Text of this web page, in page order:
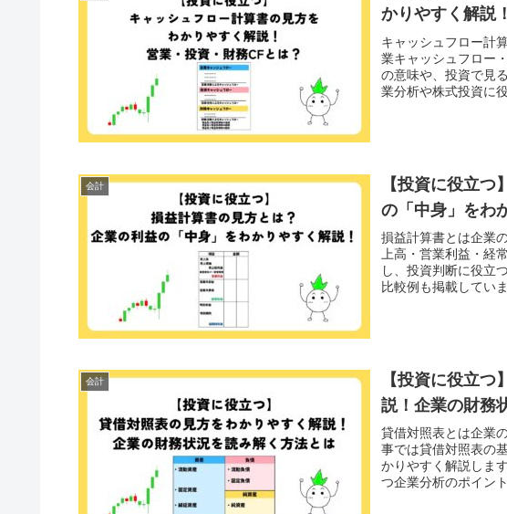
かりやすく解説
キャッシュフロー計
業キャッシュフロー
の意味や、投資で見
業分析や株式投資に
会計
【投資に役立
の「中身」をわ
損益計算書とは企業
上高・営業利益・経
し、投資判断に役立
比較例も掲載していま
会計
【投資に役立
説！企業の財務
貸借対照表とは企業
事では貸借対照表の
かりやすく解説しま
つ企業分析のポイン